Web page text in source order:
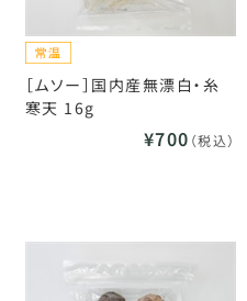
［ムソー］国内産無漂白・糸
寒天 16g
¥700 （税込）